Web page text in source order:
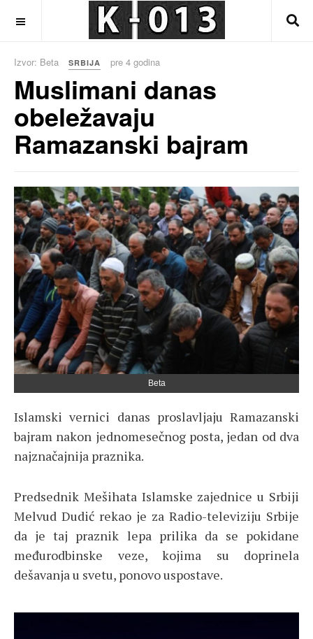
Izvor: Beta SRBIJA pre 4 godina
Muslimani danas
obeležavaju
Ramazanski bajram
Beta
Islamski vernici danas proslavljaju Ramazanski
bajram nakon jednomesečnog posta, jedan od dva
najznačajnija praznika.
Predsednik Mešihata Islamske zajednice u Srbiji
Melvud Dudić rekao je za Radio-televiziju Srbije
da je taj praznik lepa prilika da se pokidane
međurodbinske veze, kojima su doprinela
dešavanja u svetu, ponovo uspostave.